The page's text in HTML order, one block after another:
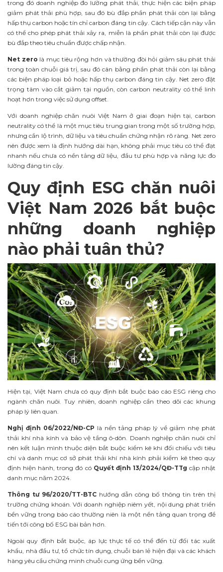
trong đó doanh nghiệp đo lường phát thải, thực hiện các biện pháp
giảm phát thải phù hợp, sau đó bù đắp phần phát thải còn lại bằng
hấp thụ carbon hoặc tín chỉ carbon đáng tin cậy. Cách tiếp cận này vẫn
có thể cho phép phát thải xảy ra, miễn là phần phát thải còn lại được
bù đắp theo tiêu chuẩn được chấp nhận.
Net zero là mục tiêu rộng hơn và thường đòi hỏi giảm sâu phát thải
trong toàn chuỗi giá trị, sau đó cân bằng phần phát thải còn lại bằng
các biện pháp loại bỏ hoặc hấp thụ carbon đáng tin cậy. Net zero đặt
trọng tâm vào cắt giảm tại nguồn, còn carbon neutrality có thể linh
hoạt hơn trong việc sử dụng offset.
Với doanh nghiệp chăn nuôi Việt Nam ở giai đoạn hiện tại, carbon
neutrality có thể là một mục tiêu trung gian trong một số trường hợp,
nhưng cần lộ trình, dữ liệu và tiêu chuẩn chứng nhận rõ ràng. Net zero
nên được xem là định hướng dài hạn, không phải mục tiêu có thể đạt
nhanh nếu chưa có nền tảng dữ liệu, đầu tư phù hợp và năng lực đo
lường đáng tin cậy.
Quy định ESG chăn nuôi
Việt Nam 2026 bắt buộc
những doanh nghiệp
nào phải tuân thủ?
Hiện tại, Việt Nam chưa có quy định bắt buộc báo cáo ESG riêng cho
ngành chăn nuôi. Tuy nhiên, doanh nghiệp cần theo dõi các khung
pháp lý liên quan.
Nghị định 06/2022/NĐ-CP là nền tảng pháp lý về giảm nhẹ phát
thải khí nhà kính và bảo vệ tầng ô-dôn. Doanh nghiệp chăn nuôi chỉ
nên kết luận mình thuộc diện bắt buộc kiểm kê khi đối chiếu với tiêu
chí và danh mục cơ sở phát thải khí nhà kính phải kiểm kê theo quy
định hiện hành, trong đó có Quyết định 13/2024/QĐ-TTg cập nhật
danh mục năm 2024.
Thông tư 96/2020/TT-BTC hướng dẫn công bố thông tin trên thị
trường chứng khoán. Với doanh nghiệp niêm yết, nội dung phát triển
bền vững trong báo cáo thường niên là một nền tảng quan trọng để
tiến tới công bố ESG bài bản hơn.
Ngoài quy định bắt buộc, áp lực thực tế có thể đến từ đối tác xuất
khẩu, nhà đầu tư, tổ chức tín dụng, chuỗi bán lẻ hiện đại và các khách
hàng yêu cầu chứng minh chuỗi cung ứng bền vững.